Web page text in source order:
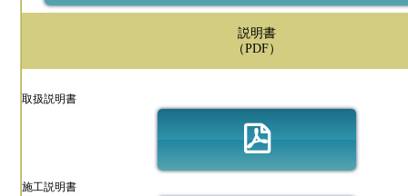
説明書
（PDF）
取扱説明書
施工説明書